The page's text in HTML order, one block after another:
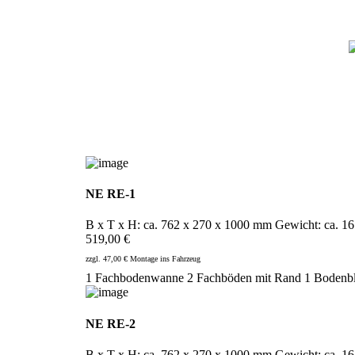
NE RE-1
B x T x H: ca. 762 x 270 x 1000 mm Gewicht: ca.
519,00 €
zzgl. 47,00 € Montage ins Fahrzeug
1 Fachbodenwanne 2 Fachböden mit Rand 1
NE RE-2